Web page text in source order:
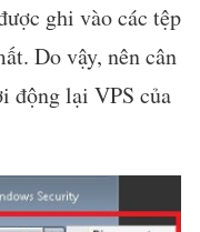
ghi vào các tệp
Do vậy, nên cân
động lại VPS của